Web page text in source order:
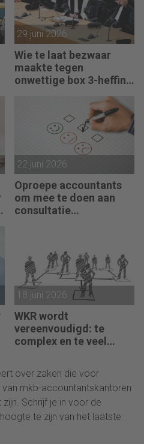
29 juni 2026
Wie te laat bezwaar
maakte tegen
onwettige box 3-heffing
22 juni 2026
Oproepe accountants
om mee te doen aan
consultatie
18 juni 2026
WKR wordt
vereenvoudigd: te
complex en te veel
over zaken die voor
mkb-accountantskantoren
Schrijf je in voor de
te zijn van het laatste